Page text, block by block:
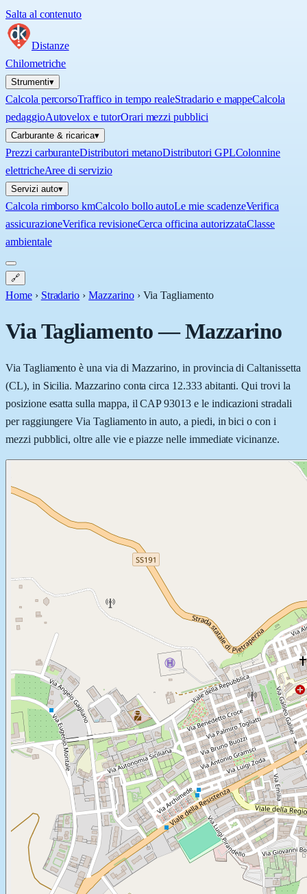
Salta al contenuto
Distanze
Chilometriche
Strumenti▾
Calcola percorsoTraffico in tempo realeStradario e mappeCalcola
pedaggioAutovelox e tutorOrari mezzi pubblici
Carburante & ricarica▾
Prezzi carburanteDistributori metanoDistributori GPLColonnine
elettricheAree di servizio
Servizi auto▾
Calcola rimborso kmCalcolo bollo autoLe mie scadenzeVerifica
assicurazioneVerifica revisioneCerca officina autorizzataClasse
ambientale
🔗
Home › Stradario › Mazzarino › Via Tagliamento
Via Tagliamento—Mazzarino
Via Tagliamento è una via di Mazzarino, in provincia di Caltanissetta
(CL), in Sicilia. Mazzarino conta circa 12.333 abitanti. Qui trovi la
posizione esatta sulla mappa, il CAP 93013 e le indicazioni stradali
per raggiungere Via Tagliamento in auto, a piedi, in bici o con i
mezzi pubblici, oltre alle vie e piazze nelle immediate vicinanze.